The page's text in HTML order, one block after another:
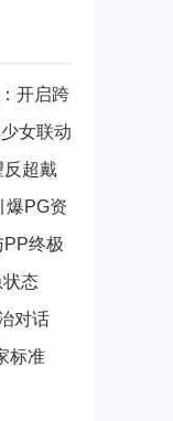
开启跨
女联动
反超戴
爆PG资
终极
态
对话
标准